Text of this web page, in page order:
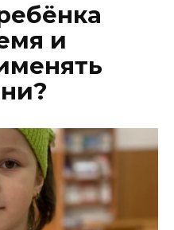
и